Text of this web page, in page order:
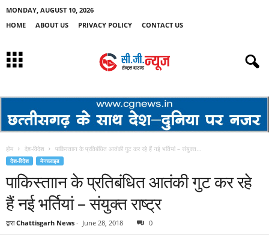
MONDAY, AUGUST 10, 2026
HOME
ABOUT US PRIVACY POLICY CONTACT US
होम देश-विदेश पाकिस्ताान के प्रतिबंधित आतंकी गुट कर रहे हैं नई भर्तियां – संयुक्त...
देश-विदेश मेनस्लाइड
पाकिस्ताान के प्रतिबंधित आतंकी गुट कर रहे
हैं नई भर्तियां – संयुक्त राष्ट्र
द्वारा Chattisgarh News - June 28, 2018 0